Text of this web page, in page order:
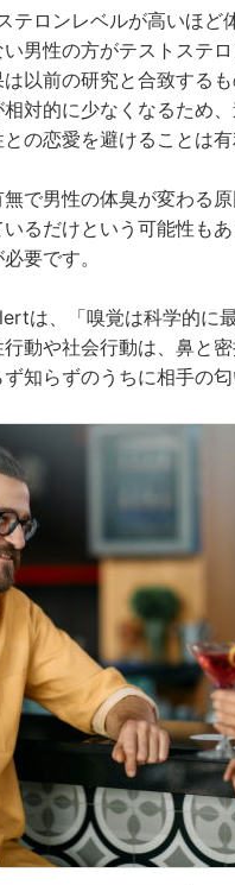
テロンレベルが高いほ
男性の方がテストステ
以前の研究と合致する
対的に少なくなるため
の恋愛を避けることは
で男性の体臭が変わる
るだけという可能性も
要です。
は、「嗅覚は科学的に
動や社会行動は、鼻と
知らずのうちに相手の